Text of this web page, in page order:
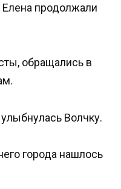
продолжали
обращались в
Волчку.
города нашлось